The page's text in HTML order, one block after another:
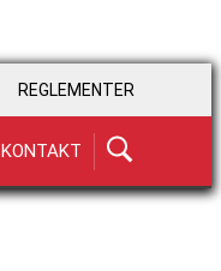
REGLEMENTER
KONTAKT